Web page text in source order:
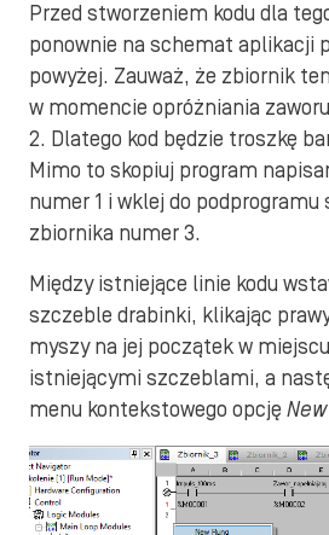
Przed stworzeniem kodu dla
ponownie na schemat aplikacji
powyżej. Zauważ, że zbiornik
w momencie opróżniania
2. Dlatego kod będzie troszkę
Mimo to skopiuj program
numer 1 i wklej do podprogramu
zbiornika numer 3.
Między istniejące linie kodu
szczeble drabinki, klikając
myszy na jej początek w
istniejącymi szczeblami, a
menu kontekstowego opcję